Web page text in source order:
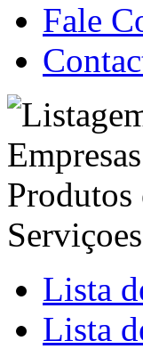
Fale
Lista
Lista